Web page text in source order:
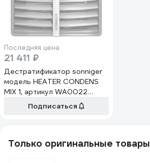
Последняя цена
21 411 ₽
Дестратификатор sonniger
модель HEATER CONDENS
MIX 1, артикул WA0022
WA0050Подписаться
Только оригинальные товары